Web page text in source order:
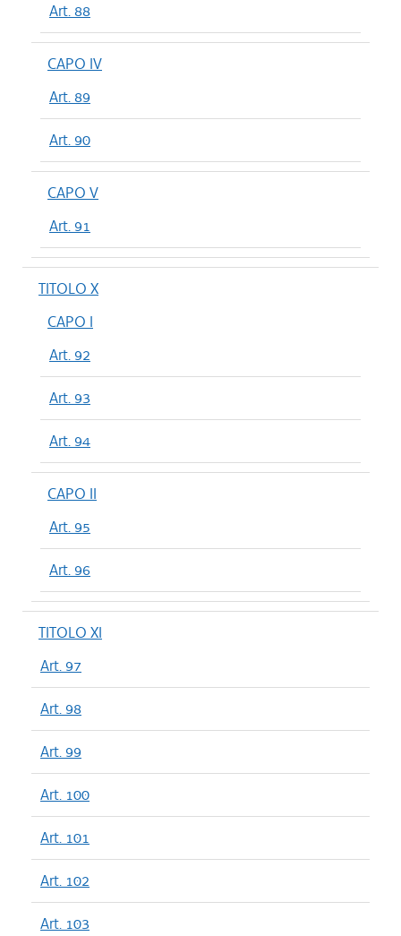
Art. 88
CAPO IV
Art. 89
Art. 90
CAPO V
Art. 91
TITOLO X
CAPO I
Art. 92
Art. 93
Art. 94
CAPO II
Art. 95
Art. 96
TITOLO XI
Art. 97
Art. 98
Art. 99
Art. 100
Art. 101
Art. 102
Art. 103